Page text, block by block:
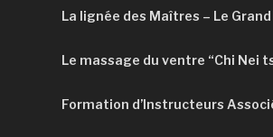
La lignée des Maîtres – Le
Le massage du ventre “Chi Nei
Formation d’Instructeurs